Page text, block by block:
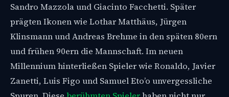
Sandro Mazzola und Giacinto Facchetti. Später
prägten Ikonen wie Lothar Matthäus, Jürgen
Klinsmann und Andreas Brehme in den späten 80ern
und frühen 90ern die Mannschaft. Im neuen
Millennium hinterließen Spieler wie Ronaldo, Javier
Zanetti, Luis Figo und Samuel Eto’o unvergessliche